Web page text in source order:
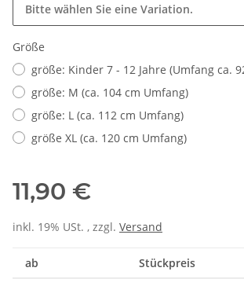
Bitte wählen Sie eine Variation.
Größe
größe: Kinder 7 - 12 Jahre (Umfang ca.
größe: M (ca. 104 cm Umfang)
größe: L (ca. 112 cm Umfang)
größe XL (ca. 120 cm Umfang)
11,90 €
inkl. 19% USt. , zzgl. Versand
ab Stückpreis